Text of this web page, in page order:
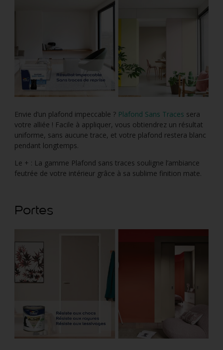
Envie d’un plafond impeccable ? Plafond Sans Traces sera
votre alliée ! Facile à appliquer, vous obtiendrez un résultat
uniforme, sans aucune trace, et votre plafond restera blanc
pendant longtemps.
Le + : La gamme Plafond sans traces souligne l’ambiance
feutrée de votre intérieur grâce à sa sublime finition mate.
Portes